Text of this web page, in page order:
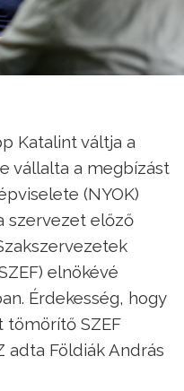
Katalint váltja a
vállalta a megbízást
(NYOK)
szervezet előző
elnökévé
Érdekesség, hogy
tömörítő SZEF
adta Földiák András